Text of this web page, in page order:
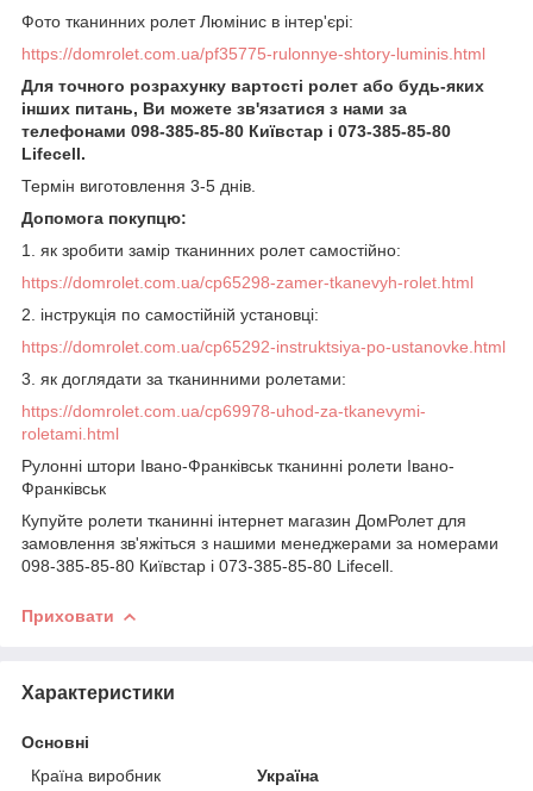
Фото тканинних ролет Люмінис в інтер'єрі:
https://domrolet.com.ua/pf35775-rulonnye-shtory-luminis.html
Для точного розрахунку вартості ролет або будь-яких
інших питань, Ви можете зв'язатися з нами за
телефонами 098-385-85-80 Київстар і 073-385-85-80
Lifecell.
Термін виготовлення 3-5 днів.
Допомога покупцю:
1. як зробити замір тканинних ролет самостійно:
https://domrolet.com.ua/cp65298-zamer-tkanevyh-rolet.html
2. інструкція по самостійній установці:
https://domrolet.com.ua/cp65292-instruktsiya-po-ustanovke.html
3. як доглядати за тканинними ролетами:
https://domrolet.com.ua/cp69978-uhod-za-tkanevymi-
roletami.html
Рулонні штори Івано-Франківськ тканинні ролети Івано-
Франківськ
Купуйте ролети тканинні інтернет магазин ДомРолет для
замовлення зв'яжіться з нашими менеджерами за номерами
098-385-85-80 Київстар і 073-385-85-80 Lifecell.
Приховати
Характеристики
Основні
Країна виробник
Україна